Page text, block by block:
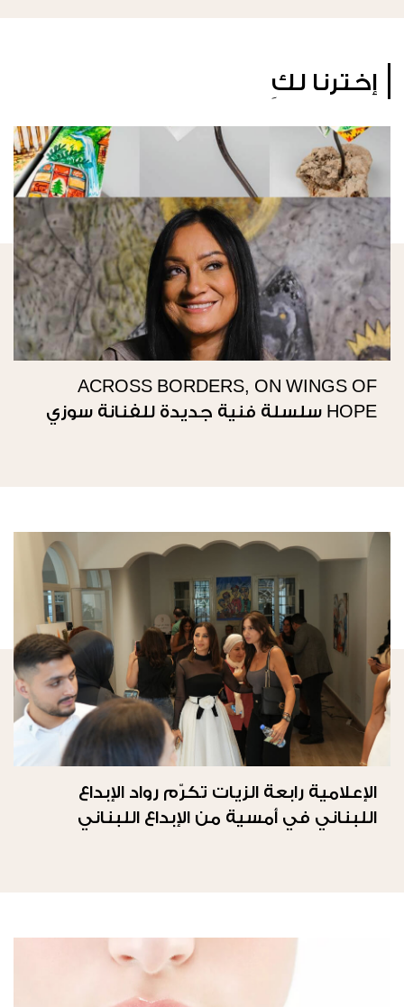
إخترنا لكِ
ACROSS BORDERS, ON WINGS OF
HOPE سلسلة فنية جديدة للفنانة سوزي
الإعلامية رابعة الزيات تكرّم رواد الإبداع
اللبناني في أمسية من الإبداع اللبناني